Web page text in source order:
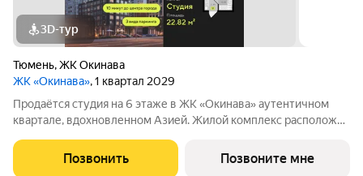
3D-тур
Тюмень,ЖК Окинава
ЖК «Окинава», 1 квартал 2029
Продаётся студия на 6 этаже в ЖК «Окинава» аутентичном
квартале, вдохновленном Азией. Жилой комплекс расположен
парков и двух живописных озёр. В шаговой доступности уже
открыты супермаркеты и
Позвонить Позвоните мне